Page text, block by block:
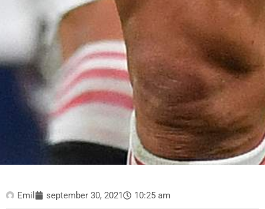
Emil september 30, 2021 10:25 am